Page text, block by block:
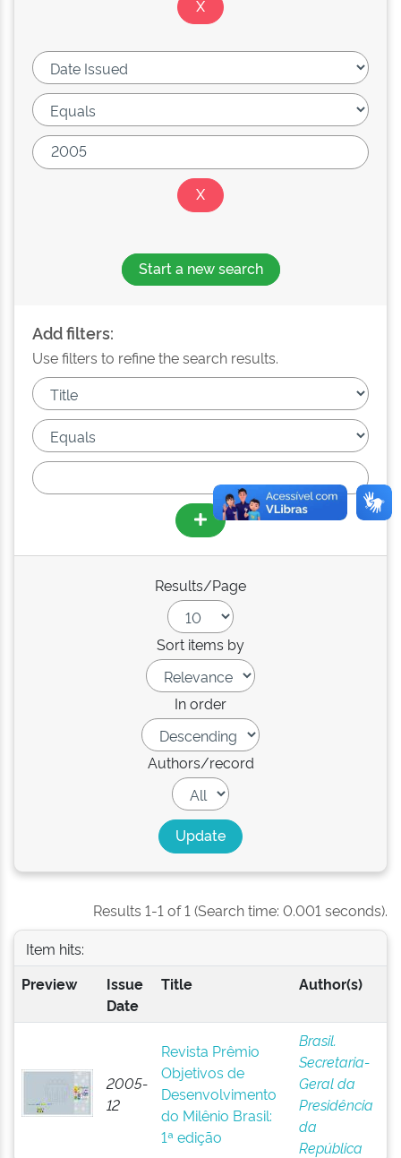
Start a new search
Add filters:
Use filters to refine the search results.
Results/Page
Sort items by
In order
Authors/record
Results 1-1 of 1 (Search time: 0.001 seconds).
Item hits:
Preview
Issue
Date
Title Author(s)
2005-
12
Revista Prêmio
Objetivos de
Desenvolvimento
do Milênio Brasil:
1ª edição
Brasil.
Secretaria-
Geral da
Presidência
da
República